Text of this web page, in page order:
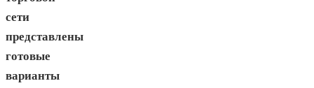
сети
представлены
готовые
варианты